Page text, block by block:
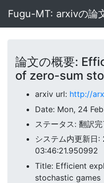
Fugu-MT: arxivの論
論文の概要:
of zero-sum
arxiv url: http://
Date: Mon, 24
ステータス: 翻訳完
システム内更新日
03:46:21.950992
Title: Efficient
stochastic games